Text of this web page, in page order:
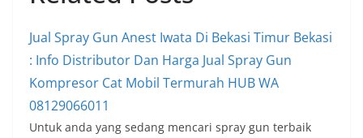
Jual Spray Gun Anest Iwata Di Bekasi Timur Bekasi
: Info Distributor Dan Harga Jual Spray Gun
Kompresor Cat Mobil Termurah HUB WA
08129066011
Untuk anda yang sedang mencari spray gun terbaik